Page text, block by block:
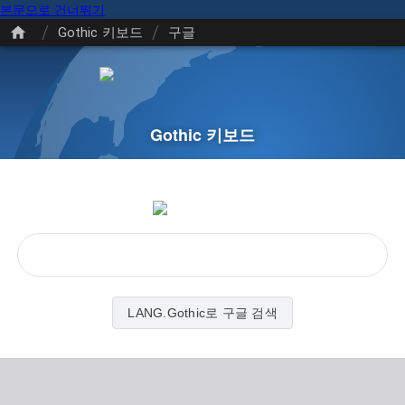
본문으로 건너뛰기
/ Gothic 키보드 / 구글
Gothic 키보드
LANG.Gothic로 구글 검색